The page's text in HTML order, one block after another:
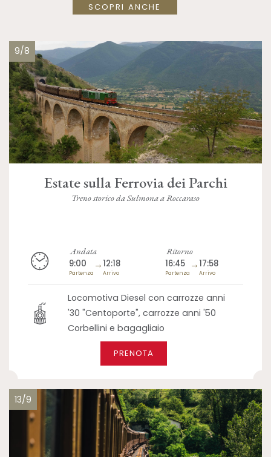
SCOPRI ANCHE
9/8
Estate sulla Ferrovia dei Parchi
Treno storico da Sulmona a Roccaraso
Andata
9:00
Partenza
→12:18
Arrivo
Ritorno
16:45
Partenza
→17:58
Arrivo
Locomotiva Diesel con carrozze anni
'30 "Centoporte", carrozze anni '50
Corbellini e bagagliaio
PRENOTA
13/9